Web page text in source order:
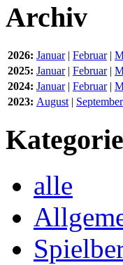
Archiv
2026: Januar| Februar|
2025: Januar| Februar|
2024: Januar| Februar|
2023: August | September
alle